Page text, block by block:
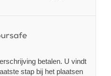
betalen. U vindt
stap bij het plaatsen